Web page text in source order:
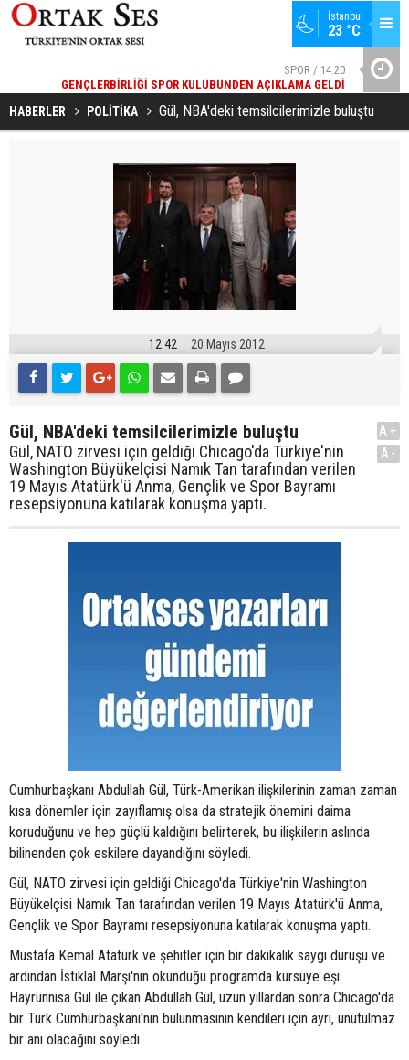
İstanbul
23 °C
GENÇLERBIRLIĞI SPOR KULÜBÜNDEN AÇIKLAMA GELDI
HABERLER POLİTİKA Gül, NBA'deki temsilcilerimizle buluştu
12:42 20 Mayıs 2012
Gül, NBA'deki temsilcilerimizle buluştu
Gül, NATO zirvesi için geldiği Chicago'da Türkiye'nin
Washington Büyükelçisi Namık Tan tarafından verilen
19 Mayıs Atatürk'ü Anma, Gençlik ve Spor Bayramı
resepsiyonuna katılarak konuşma yaptı.
A+
A-
Cumhurbaşkanı Abdullah Gül, Türk-Amerikan ilişkilerinin zaman zaman
kısa dönemler için zayıflamış olsa da stratejik önemini daima
koruduğunu ve hep güçlü kaldığını belirterek, bu ilişkilerin aslında
bilinenden çok eskilere dayandığını söyledi.
Gül, NATO zirvesi için geldiği Chicago'da Türkiye'nin Washington
Büyükelçisi Namık Tan tarafından verilen 19 Mayıs Atatürk'ü Anma,
Gençlik ve Spor Bayramı resepsiyonuna katılarak konuşma yaptı.
Mustafa Kemal Atatürk ve şehitler için bir dakikalık saygı duruşu ve
ardından İstiklal Marşı'nın okunduğu programda kürsüye eşi
Hayrünnisa Gül ile çıkan Abdullah Gül, uzun yıllardan sonra Chicago'da
bir Türk Cumhurbaşkanı'nın bulunmasının kendileri için ayrı, unutulmaz
bir anı olacağını söyledi.